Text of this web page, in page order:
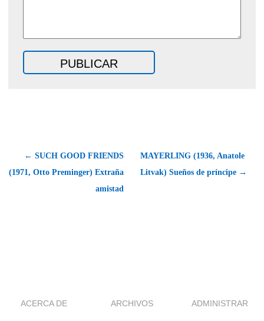
← SUCH GOOD FRIENDS
(1971, Otto Preminger) Extraña
amistad
MAYERLING (1936, Anatole
Litvak) Sueños de príncipe →
ACERCA DE ARCHIVOS ADMINISTRAR